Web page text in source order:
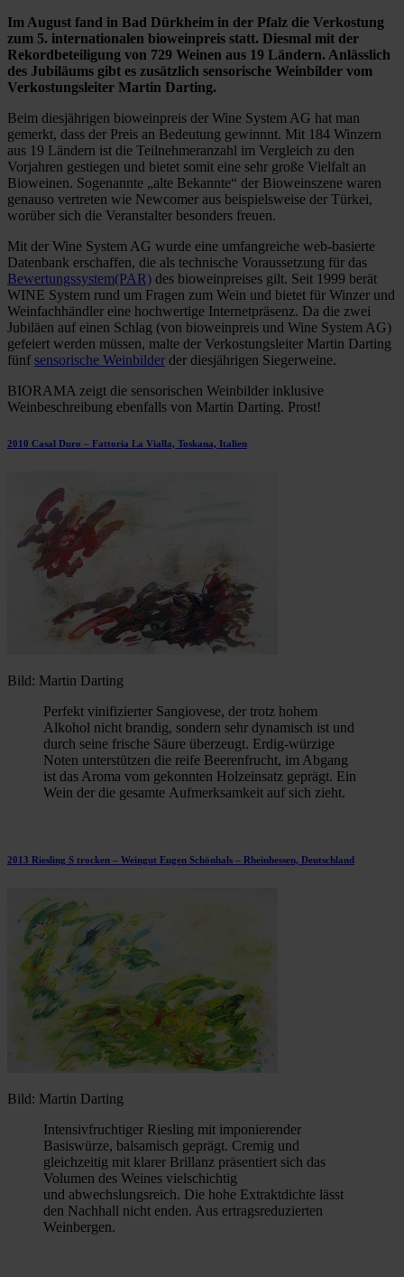
Im August fand in Bad Dürkheim in der Pfalz die Verkostung
zum 5. internationalen bioweinpreis statt. Diesmal mit der
Rekordbeteiligung von 729 Weinen aus 19 Ländern. Anlässlich
des Jubiläums gibt es zusätzlich sensorische Weinbilder vom
Verkostungsleiter Martin Darting.
Beim diesjährigen bioweinpreis der Wine System AG hat man
gemerkt, dass der Preis an Bedeutung gewinnnt. Mit 184 Winzern
aus 19 Ländern ist die Teilnehmeranzahl im Vergleich zu den
Vorjahren gestiegen und bietet somit eine sehr große Vielfalt an
Bioweinen. Sogenannte „alte Bekannte“ der Bioweinszene waren
genauso vertreten wie Newcomer aus beispielsweise der Türkei,
worüber sich die Veranstalter besonders freuen.
Mit der Wine System AG wurde eine umfangreiche web-basierte
Datenbank erschaffen, die als technische Voraussetzung für das
Bewertungssystem(PAR) des bioweinpreises gilt. Seit 1999 berät
WINE System rund um Fragen zum Wein und bietet für Winzer und
Weinfachhändler eine hochwertige Internetpräsenz. Da die zwei
Jubiläen auf einen Schlag (von bioweinpreis und Wine System AG)
gefeiert werden müssen, malte der Verkostungsleiter Martin Darting
fünf sensorische Weinbilder der diesjährigen Siegerweine.
BIORAMA zeigt die sensorischen Weinbilder inklusive
Weinbeschreibung ebenfalls von Martin Darting. Prost!
2010 Casal Duro – Fattoria La Vialla, Toskana, Italien
Bild: Martin Darting
Perfekt vinifizierter Sangiovese, der trotz hohem
Alkohol nicht brandig, sondern sehr dynamisch ist und
durch seine frische Säure überzeugt. Erdig-würzige
Noten unterstützen die reife Beerenfrucht, im Abgang
ist das Aroma vom gekonnten Holzeinsatz geprägt. Ein
Wein der die gesamte Aufmerksamkeit auf sich zieht.
2013 Riesling S trocken – Weingut Eugen Schönhals – Rheinhessen, Deutschland
Bild: Martin Darting
Intensivfruchtiger Riesling mit imponierender
Basiswürze, balsamisch geprägt. Cremig und
gleichzeitig mit klarer Brillanz präsentiert sich das
Volumen des Weines vielschichtig
und abwechslungsreich. Die hohe Extraktdichte lässt
den Nachhall nicht enden. Aus ertragsreduzierten
Weinbergen.